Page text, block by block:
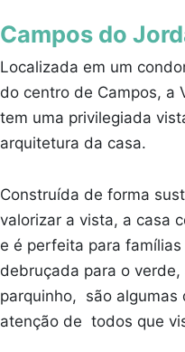
Campos do
Localizada em um
do centro de Campos, a
tem uma privilegiada
arquitetura da casa.
Construída de forma
valorizar a vista, a casa
e é perfeita para
debruçada para o
parquinho, são algumas
atenção de todos que